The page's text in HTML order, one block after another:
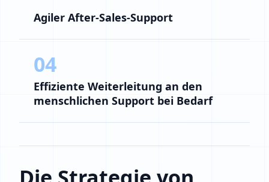
Agiler After‑Sales‑Support
04
Effiziente Weiterleitung an den
menschlichen Support bei Bedarf